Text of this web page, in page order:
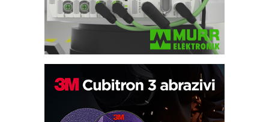
Trajna oznaka kao dugoročna korist